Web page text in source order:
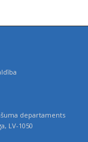
departaments
LV-1050